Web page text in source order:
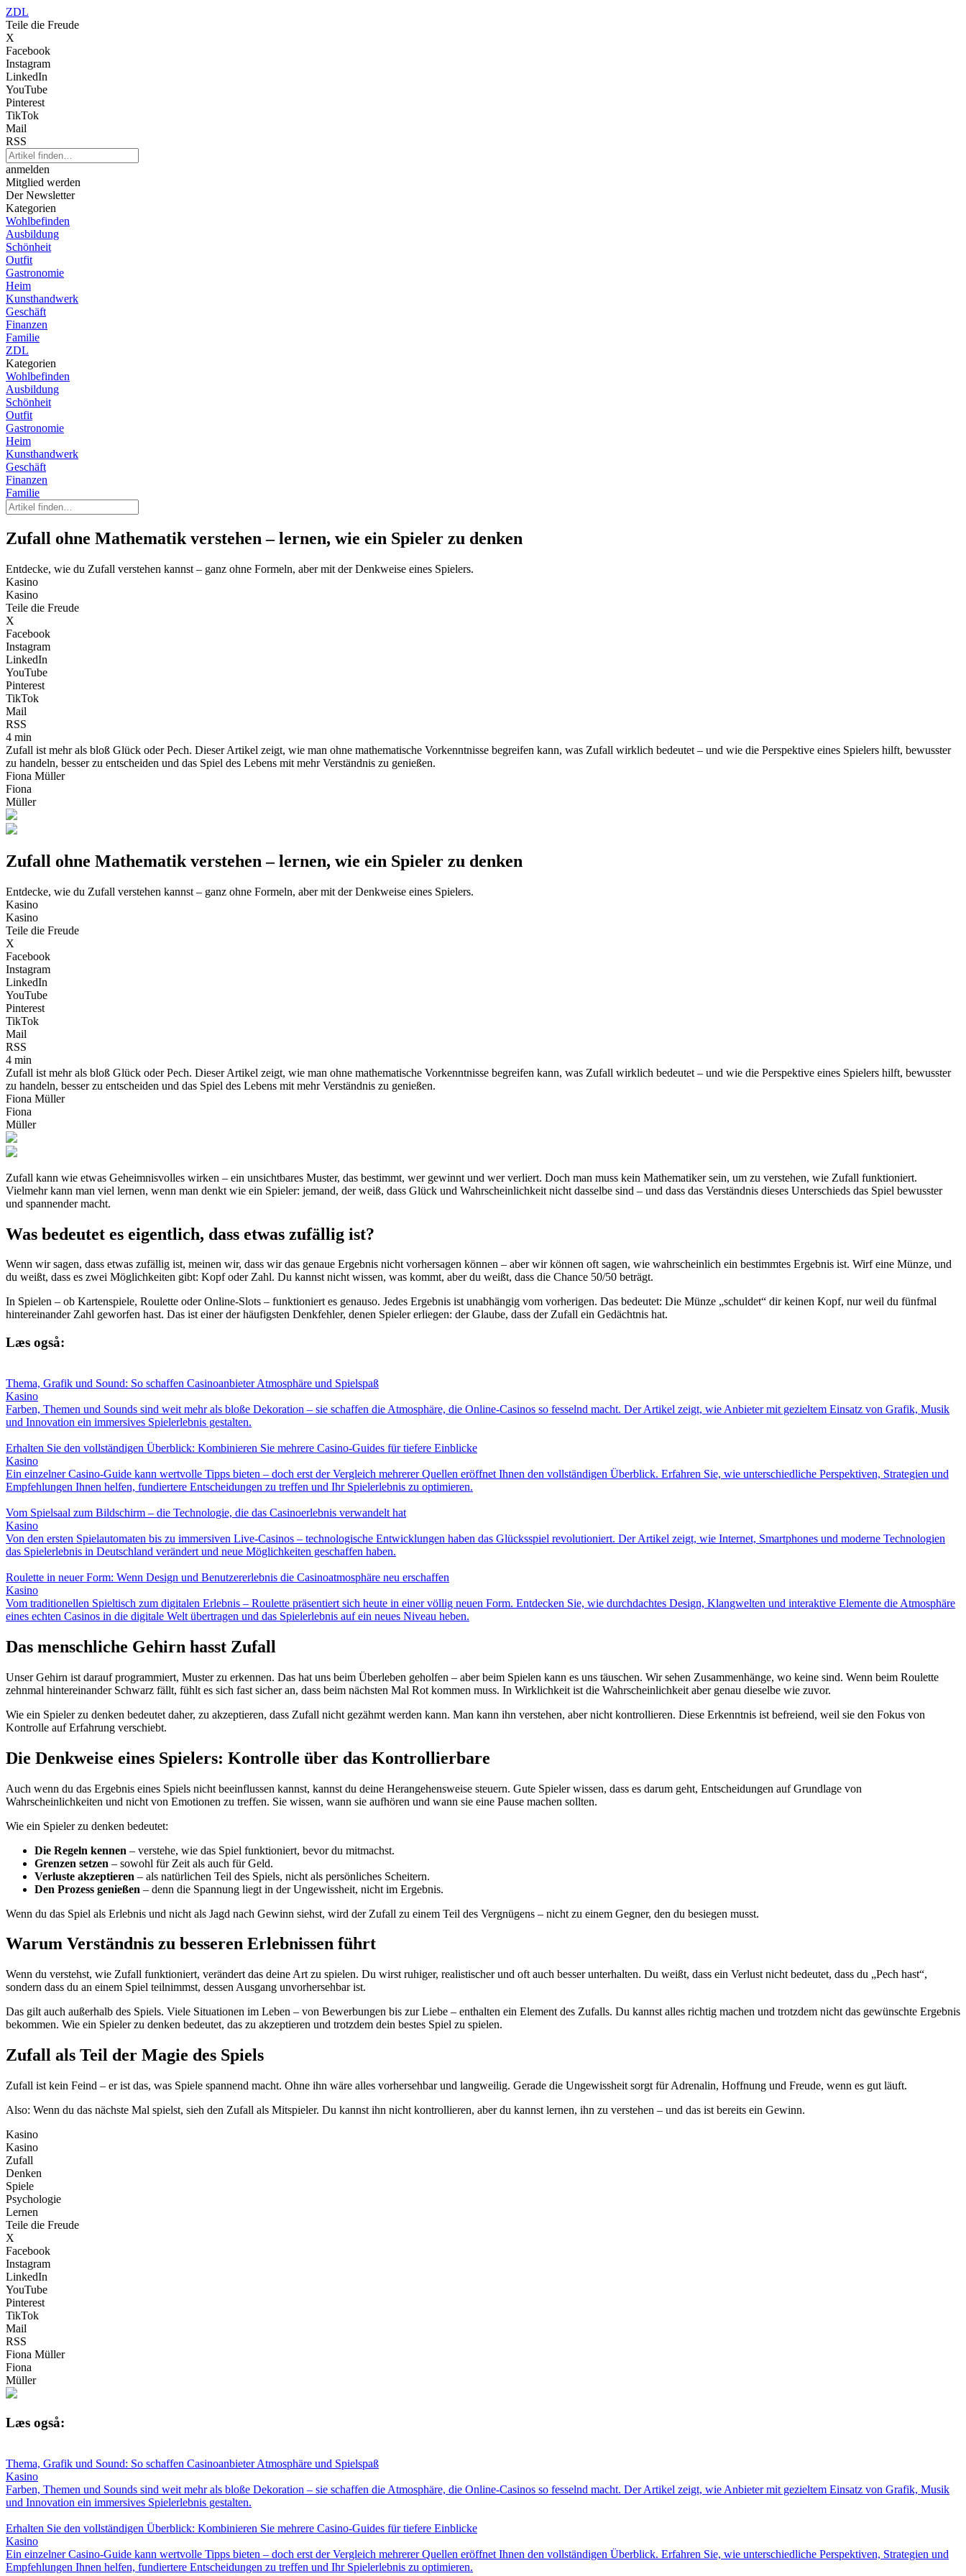
ZDL
Teile die Freude
X
Facebook
Instagram
LinkedIn
YouTube
Pinterest
TikTok
Mail
RSS
anmelden
Mitglied werden
Der Newsletter
Kategorien
Wohlbefinden
Ausbildung
Schönheit
Outfit
Gastronomie
Heim
Kunsthandwerk
Geschäft
Finanzen
Familie
ZDL
Kategorien
Wohlbefinden
Ausbildung
Schönheit
Outfit
Gastronomie
Heim
Kunsthandwerk
Geschäft
Finanzen
Familie
Zufall ohne Mathematik verstehen – lernen, wie ein Spieler zu denken
Entdecke, wie du Zufall verstehen kannst – ganz ohne Formeln, aber mit der Denkweise eines Spielers.
Kasino
Kasino
Teile die Freude
X
Facebook
Instagram
LinkedIn
YouTube
Pinterest
TikTok
Mail
RSS
4 min
Zufall ist mehr als bloß Glück oder Pech. Dieser Artikel zeigt, wie man ohne mathematische Vorkenntnisse begreifen kann, was Zufall wirklich bedeutet – und wie die Perspektive eines Spielers hilft, bewusster
zu handeln, besser zu entscheiden und das Spiel des Lebens mit mehr Verständnis zu genießen.
Fiona Müller
Fiona
Müller
Zufall ohne Mathematik verstehen – lernen, wie ein Spieler zu denken
Entdecke, wie du Zufall verstehen kannst – ganz ohne Formeln, aber mit der Denkweise eines Spielers.
Kasino
Kasino
Teile die Freude
X
Facebook
Instagram
LinkedIn
YouTube
Pinterest
TikTok
Mail
RSS
4 min
Zufall ist mehr als bloß Glück oder Pech. Dieser Artikel zeigt, wie man ohne mathematische Vorkenntnisse begreifen kann, was Zufall wirklich bedeutet – und wie die Perspektive eines Spielers hilft, bewusster
zu handeln, besser zu entscheiden und das Spiel des Lebens mit mehr Verständnis zu genießen.
Fiona Müller
Fiona
Müller
Zufall kann wie etwas Geheimnisvolles wirken – ein unsichtbares Muster, das bestimmt, wer gewinnt und wer verliert. Doch man muss kein Mathematiker sein, um zu verstehen, wie Zufall funktioniert.
Vielmehr kann man viel lernen, wenn man denkt wie ein Spieler: jemand, der weiß, dass Glück und Wahrscheinlichkeit nicht dasselbe sind – und dass das Verständnis dieses Unterschieds das Spiel bewusster
und spannender macht.
Was bedeutet es eigentlich, dass etwas zufällig ist?
Wenn wir sagen, dass etwas zufällig ist, meinen wir, dass wir das genaue Ergebnis nicht vorhersagen können – aber wir können oft sagen, wie wahrscheinlich ein bestimmtes Ergebnis ist. Wirf eine Münze, und
du weißt, dass es zwei Möglichkeiten gibt: Kopf oder Zahl. Du kannst nicht wissen, was kommt, aber du weißt, dass die Chance 50/50 beträgt.
In Spielen – ob Kartenspiele, Roulette oder Online-Slots – funktioniert es genauso. Jedes Ergebnis ist unabhängig vom vorherigen. Das bedeutet: Die Münze „schuldet“ dir keinen Kopf, nur weil du fünfmal
hintereinander Zahl geworfen hast. Das ist einer der häufigsten Denkfehler, denen Spieler erliegen: der Glaube, dass der Zufall ein Gedächtnis hat.
Læs også:
Thema, Grafik und Sound: So schaffen Casinoanbieter Atmosphäre und Spielspaß
Kasino
Farben, Themen und Sounds sind weit mehr als bloße Dekoration – sie schaffen die Atmosphäre, die Online-Casinos so fesselnd macht. Der Artikel zeigt, wie Anbieter mit gezieltem Einsatz von Grafik, Musik
und Innovation ein immersives Spielerlebnis gestalten.
Erhalten Sie den vollständigen Überblick: Kombinieren Sie mehrere Casino-Guides für tiefere Einblicke
Kasino
Ein einzelner Casino-Guide kann wertvolle Tipps bieten – doch erst der Vergleich mehrerer Quellen eröffnet Ihnen den vollständigen Überblick. Erfahren Sie, wie unterschiedliche Perspektiven, Strategien und
Empfehlungen Ihnen helfen, fundiertere Entscheidungen zu treffen und Ihr Spielerlebnis zu optimieren.
Vom Spielsaal zum Bildschirm – die Technologie, die das Casinoerlebnis verwandelt hat
Kasino
Von den ersten Spielautomaten bis zu immersiven Live-Casinos – technologische Entwicklungen haben das Glücksspiel revolutioniert. Der Artikel zeigt, wie Internet, Smartphones und moderne Technologien
das Spielerlebnis in Deutschland verändert und neue Möglichkeiten geschaffen haben.
Roulette in neuer Form: Wenn Design und Benutzererlebnis die Casinoatmosphäre neu erschaffen
Kasino
Vom traditionellen Spieltisch zum digitalen Erlebnis – Roulette präsentiert sich heute in einer völlig neuen Form. Entdecken Sie, wie durchdachtes Design, Klangwelten und interaktive Elemente die Atmosphäre
eines echten Casinos in die digitale Welt übertragen und das Spielerlebnis auf ein neues Niveau heben.
Das menschliche Gehirn hasst Zufall
Unser Gehirn ist darauf programmiert, Muster zu erkennen. Das hat uns beim Überleben geholfen – aber beim Spielen kann es uns täuschen. Wir sehen Zusammenhänge, wo keine sind. Wenn beim Roulette
zehnmal hintereinander Schwarz fällt, fühlt es sich fast sicher an, dass beim nächsten Mal Rot kommen muss. In Wirklichkeit ist die Wahrscheinlichkeit aber genau dieselbe wie zuvor.
Wie ein Spieler zu denken bedeutet daher, zu akzeptieren, dass Zufall nicht gezähmt werden kann. Man kann ihn verstehen, aber nicht kontrollieren. Diese Erkenntnis ist befreiend, weil sie den Fokus von
Kontrolle auf Erfahrung verschiebt.
Die Denkweise eines Spielers: Kontrolle über das Kontrollierbare
Auch wenn du das Ergebnis eines Spiels nicht beeinflussen kannst, kannst du deine Herangehensweise steuern. Gute Spieler wissen, dass es darum geht, Entscheidungen auf Grundlage von
Wahrscheinlichkeiten und nicht von Emotionen zu treffen. Sie wissen, wann sie aufhören und wann sie eine Pause machen sollten.
Wie ein Spieler zu denken bedeutet:
Die Regeln kennen – verstehe, wie das Spiel funktioniert, bevor du mitmachst.
Grenzen setzen – sowohl für Zeit als auch für Geld.
Verluste akzeptieren – als natürlichen Teil des Spiels, nicht als persönliches Scheitern.
Den Prozess genießen – denn die Spannung liegt in der Ungewissheit, nicht im Ergebnis.
Wenn du das Spiel als Erlebnis und nicht als Jagd nach Gewinn siehst, wird der Zufall zu einem Teil des Vergnügens – nicht zu einem Gegner, den du besiegen musst.
Warum Verständnis zu besseren Erlebnissen führt
Wenn du verstehst, wie Zufall funktioniert, verändert das deine Art zu spielen. Du wirst ruhiger, realistischer und oft auch besser unterhalten. Du weißt, dass ein Verlust nicht bedeutet, dass du „Pech hast“,
sondern dass du an einem Spiel teilnimmst, dessen Ausgang unvorhersehbar ist.
Das gilt auch außerhalb des Spiels. Viele Situationen im Leben – von Bewerbungen bis zur Liebe – enthalten ein Element des Zufalls. Du kannst alles richtig machen und trotzdem nicht das gewünschte Ergebnis
bekommen. Wie ein Spieler zu denken bedeutet, das zu akzeptieren und trotzdem dein bestes Spiel zu spielen.
Zufall als Teil der Magie des Spiels
Zufall ist kein Feind – er ist das, was Spiele spannend macht. Ohne ihn wäre alles vorhersehbar und langweilig. Gerade die Ungewissheit sorgt für Adrenalin, Hoffnung und Freude, wenn es gut läuft.
Also: Wenn du das nächste Mal spielst, sieh den Zufall als Mitspieler. Du kannst ihn nicht kontrollieren, aber du kannst lernen, ihn zu verstehen – und das ist bereits ein Gewinn.
Kasino
Kasino
Zufall
Denken
Spiele
Psychologie
Lernen
Teile die Freude
X
Facebook
Instagram
LinkedIn
YouTube
Pinterest
TikTok
Mail
RSS
Fiona Müller
Fiona
Müller
Læs også:
Thema, Grafik und Sound: So schaffen Casinoanbieter Atmosphäre und Spielspaß
Kasino
Farben, Themen und Sounds sind weit mehr als bloße Dekoration – sie schaffen die Atmosphäre, die Online-Casinos so fesselnd macht. Der Artikel zeigt, wie Anbieter mit gezieltem Einsatz von Grafik, Musik
und Innovation ein immersives Spielerlebnis gestalten.
Erhalten Sie den vollständigen Überblick: Kombinieren Sie mehrere Casino-Guides für tiefere Einblicke
Kasino
Ein einzelner Casino-Guide kann wertvolle Tipps bieten – doch erst der Vergleich mehrerer Quellen eröffnet Ihnen den vollständigen Überblick. Erfahren Sie, wie unterschiedliche Perspektiven, Strategien und
Empfehlungen Ihnen helfen, fundiertere Entscheidungen zu treffen und Ihr Spielerlebnis zu optimieren.